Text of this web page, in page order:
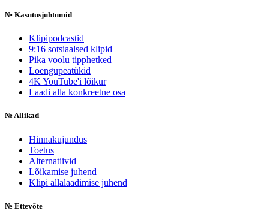
№ Kasutusjuhtumid
Klipipodcastid
9:16 sotsiaalsed klipid
Pika voolu tipphetked
Loengupeatükid
4K YouTube'i lõikur
Laadi alla konkreetne osa
№ Allikad
Hinnakujundus
Toetus
Alternatiivid
Lõikamise juhend
Klipi allalaadimise juhend
№ Ettevõte